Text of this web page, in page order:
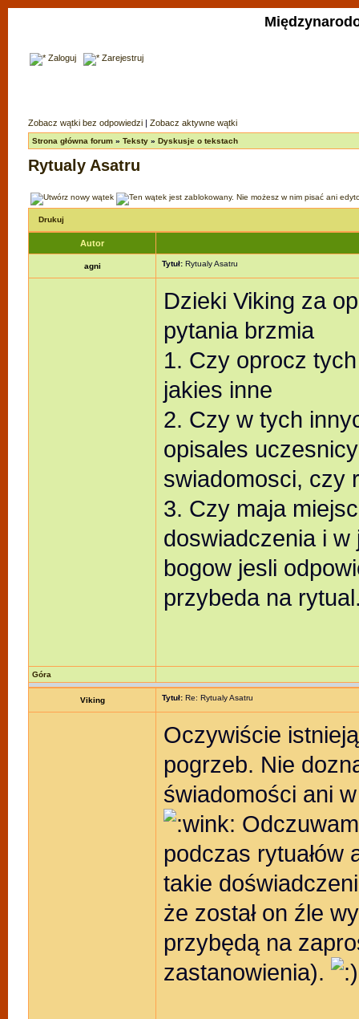
Zaloguj Zarejestruj
Zobacz wątki bez odpowiedzi | Zobacz aktywne wątki
Strona główna forum » Teksty » Dyskusje o tekstach
Rytualy Asatru
Drukuj
Autor
agni Tytuł: Rytualy Asatru
Dzieki Viking za
pytania brzmia
1. Czy oprocz
jakies inne
2. Czy w tych
opisales
swiadomosci, czy
3. Czy maja
doswiadczenia i
bogow jesli
przybeda na
Góra
Viking Tytuł: Re: Rytualy Asatru
Oczywiście
pogrzeb. Nie
świadomości ani
podczas rytuałów
takie
że został on źle
przybędą na
zastanowienia).